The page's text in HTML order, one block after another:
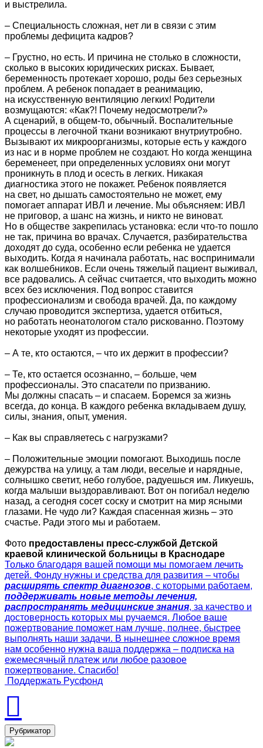
и выстрелила.
– Специальность сложная, нет ли в связи с этим
проблемы дефицита кадров?
– Грустно, но есть. И причина не столько в сложности,
сколько в высоких юридических рисках. Бывает,
беременность протекает хорошо, роды без серьезных
проблем. А ребенок попадает в реанимацию,
на искусственную вентиляцию легких! Родители
возмущаются: «Как?! Почему недосмотрели?»
А сценарий, в общем-то, обычный. Воспалительные
процессы в легочной ткани возникают внутриутробно.
Вызывают их микроорганизмы, которые есть у каждого
из нас и в норме проблем не создают. Но когда женщина
беременеет, при определенных условиях они могут
проникнуть в плод и осесть в легких. Никакая
диагностика этого не покажет. Ребенок появляется
на свет, но дышать самостоятельно не может, ему
помогает аппарат ИВЛ и лечение. Мы объясняем: ИВЛ
не приговор, а шанс на жизнь, и никто не виноват.
Но в обществе закрепилась установка: если что-то пошло
не так, причина во врачах. Случается, разбирательства
доходят до суда, особенно если ребенка не удается
выходить. Когда я начинала работать, нас воспринимали
как волшебников. Если очень тяжелый пациент выживал,
все радовались. А сейчас считается, что выходить можно
всех без исключения. Под вопрос ставится
профессионализм и свобода врачей. Да, по каждому
случаю проводится экспертиза, удается отбиться,
но работать неонатологом стало рискованно. Поэтому
некоторые уходят из профессии.
– А те, кто остаются, – что их держит в профессии?
– Те, кто остается осознанно, – больше, чем
профессионалы. Это спасатели по призванию.
Мы должны спасать – и спасаем. Боремся за жизнь
всегда, до конца. В каждого ребенка вкладываем душу,
силы, знания, опыт, умения.
– Как вы справляетесь с нагрузками?
– Положительные эмоции помогают. Выходишь после
дежурства на улицу, а там люди, веселые и нарядные,
солнышко светит, небо голубое, радуешься им. Ликуешь,
когда малыши выздоравливают. Вот он погибал неделю
назад, а сегодня сосет соску и смотрит на мир ясными
глазами. Не чудо ли? Каждая спасенная жизнь – это
счастье. Ради этого мы и работаем.
Фото предоставлены пресс-службой Детской
краевой клинической больницы в Краснодаре
Только благодаря вашей помощи мы помогаем лечить
детей. Фонду нужны и средства для развития – чтобы
расширять спектр диагнозов, с которыми работаем,
поддерживать новые методы лечения,
распространять медицинские знания, за качество и
достоверность которых мы ручаемся. Любое ваше
пожертвование поможет нам лучше, полнее, быстрее
выполнять наши задачи. В нынешнее сложное время
нам особенно нужна ваша поддержка – подписка на
ежемесячный платеж или любое разовое
пожертвование. Спасибо!
Поддержать Русфонд
Рубрикатор